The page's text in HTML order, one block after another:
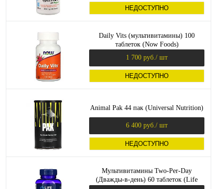
НЕДОСТУПНО
Daily Vits (мультивитамины) 100
таблеток (Now Foods)
1 700 руб./ шт
НЕДОСТУПНО
Animal Pak 44 пак (Universal Nutrition)
6 400 руб./ шт
НЕДОСТУПНО
Мультивитамины Two-Per-Day
(Дважды-в-день) 60 таблеток (Life